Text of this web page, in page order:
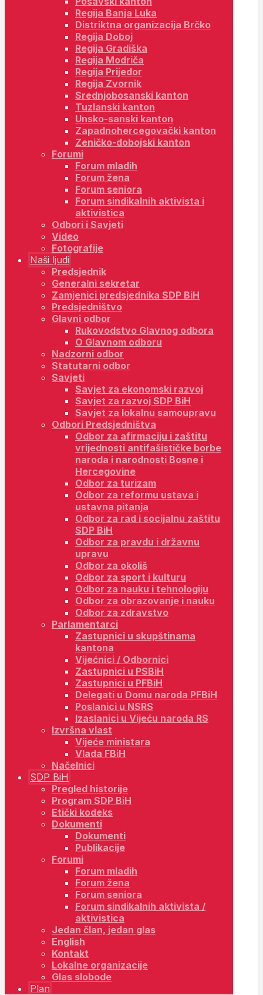
Regija Banja Luka
Distriktna organizacija Brčko
Regija Doboj
Regija Gradiška
Regija Modriča
Regija Prijedor
Regija Zvornik
Srednjobosanski kanton
Tuzlanski kanton
Unsko-sanski kanton
Zapadnohercegovački kanton
Zeničko-dobojski kanton
Forumi
Forum mladih
Forum žena
Forum seniora
Forum sindikalnih aktivista i
aktivistica
Odbori i Savjeti
Video
Fotografije
Naši ljudi
Predsjednik
Generalni sekretar
Zamjenici predsjednika SDP BiH
Predsjedništvo
Glavni odbor
Rukovodstvo Glavnog odbora
O Glavnom odboru
Nadzorni odbor
Statutarni odbor
Savjeti
Savjet za ekonomski razvoj
Savjet za razvoj SDP BiH
Savjet za lokalnu samoupravu
Odbori Predsjedništva
Odbor za afirmaciju i zaštitu
vrijednosti antifašističke borbe
naroda i narodnosti Bosne i
Hercegovine
Odbor za turizam
Odbor za reformu ustava i
ustavna pitanja
Odbor za rad i socijalnu zaštitu
SDP BiH
Odbor za pravdu i državnu
upravu
Odbor za okoliš
Odbor za sport i kulturu
Odbor za nauku i tehnologiju
Odbor za obrazovanje i nauku
Odbor za zdravstvo
Parlamentarci
Zastupnici u skupštinama
kantona
Vijećnici / Odbornici
Zastupnici u PSBiH
Zastupnici u PFBiH
Delegati u Domu naroda PFBiH
Poslanici u NSRS
Izaslanici u Vijeću naroda RS
Izvršna vlast
Vijeće ministara
Vlada FBiH
Načelnici
SDP BiH
Pregled historije
Program SDP BiH
Etički kodeks
Dokumenti
Dokumenti
Publikacije
Forumi
Forum mladih
Forum žena
Forum seniora
Forum sindikalnih aktivista /
aktivistica
Jedan član, jedan glas
English
Kontakt
Lokalne organizacije
Glas slobode
Plan